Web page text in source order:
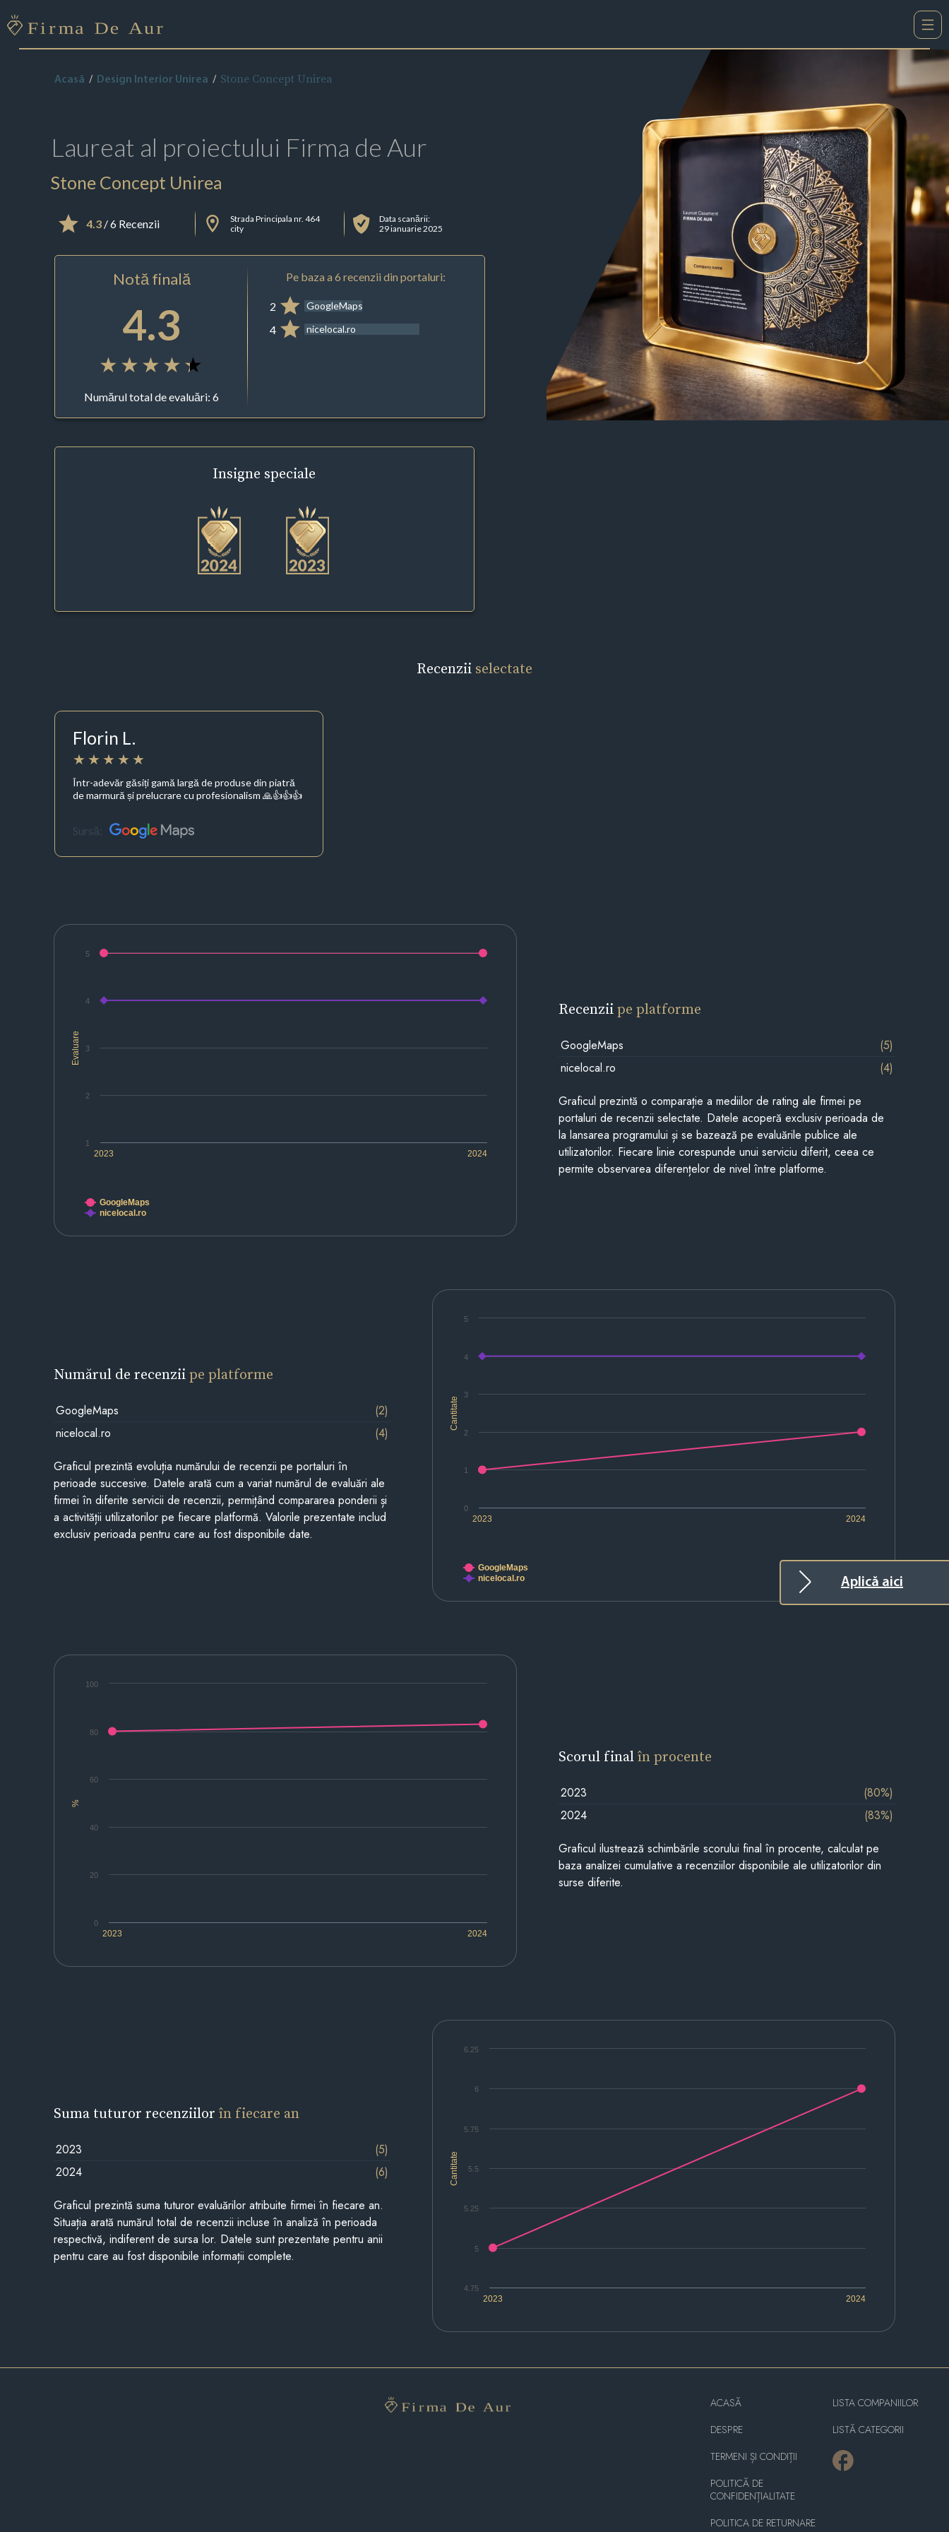
Aplică aici
Acasă Design Interior Unirea Stone Concept Unirea
Laureat al proiectului Firma de Aur
Stone Concept Unirea
4.3/ 6 Recenzii
Strada Principala nr. 464
city
Data scanării:
29 ianuarie 2025
Notă finală
4.3
Numărul total de evaluări: 6
Pe baza a 6 recenzii din portaluri:
2 GoogleMaps
4 nicelocal.ro
Insigne speciale
Recenzii selectate
Florin L.
Într-adevăr găsiți gamă largă de produse din piatră
de marmură și prelucrare cu profesionalism 🙏👍👍👍
Sursă:
Evaluare
2023 2024
1
2
3
4
5
GoogleMaps
nicelocal.ro
Recenziipe platforme
GoogleMaps
(5)
nicelocal.ro
(4)
Graficul prezintă o comparație a mediilor de rating ale firmei pe
portaluri de recenzii selectate. Datele acoperă exclusiv perioada de
la lansarea programului și se bazează pe evaluările publice ale
utilizatorilor. Fiecare linie corespunde unui serviciu diferit, ceea ce
permite observarea diferențelor de nivel între platforme.
Cantitate
2023 2024
0
1
2
3
4
5
GoogleMaps
nicelocal.ro
Numărul de recenziipe platforme
GoogleMaps
(2)
nicelocal.ro
(4)
Graficul prezintă evoluția numărului de recenzii pe portaluri în
perioade succesive. Datele arată cum a variat numărul de evaluări ale
firmei în diferite servicii de recenzii, permițând compararea ponderii și
a activității utilizatorilor pe fiecare platformă. Valorile prezentate includ
exclusiv perioada pentru care au fost disponibile date.
%
2023 2024
0
20
40
60
80
100
Scorul finalîn procente
2023
(80%)
2024
(83%)
Graficul ilustrează schimbările scorului final în procente, calculat pe
baza analizei cumulative a recenziilor disponibile ale utilizatorilor din
surse diferite.
Cantitate
2023 2024
4.75
5
5.25
5.5
5.75
6
6.25
Suma tuturor recenziilorîn fiecare an
2023
(5)
2024
(6)
Graficul prezintă suma tuturor evaluărilor atribuite firmei în fiecare an.
Situația arată numărul total de recenzii incluse în analiză în perioada
respectivă, indiferent de sursa lor. Datele sunt prezentate pentru anii
pentru care au fost disponibile informații complete.
ACASĂ
DESPRE
TERMENI ȘI CONDIȚII
POLITICĂ DE
CONFIDENȚIALITATE
POLITICA DE RETURNARE
LISTA COMPANIILOR
LISTĂ CATEGORII